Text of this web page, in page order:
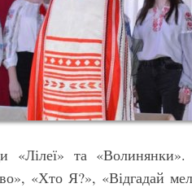
«Лілеї» та «Волинянки».
«Хто Я?», «Відгадай